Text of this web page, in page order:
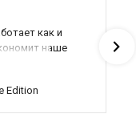
как и
наше
оказываете
только вы и
Edition